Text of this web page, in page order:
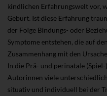
kindlichen Erfahrungswelt vor,
Geburt. Ist diese Erfahrung
der Folge Bindungs- oder
Symptome entstehen, die auf
Zusammenhang mit den
In die Prä- und perinatale
Autorinnen viele
situativ und individuell bei der